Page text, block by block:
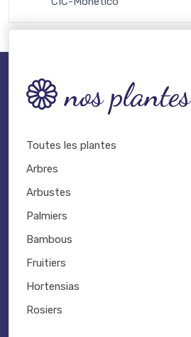
nos plantes
Toutes les plantes
Arbres
Arbustes
Palmiers
Bambous
Fruitiers
Hortensias
Rosiers